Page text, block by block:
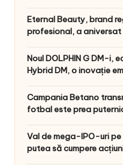
Eternal Beauty, brand
profesional, a aniversat
Noul DOLPHIN G DM-i,
Hybrid DM, o inovație
Campania Betano
fotbal este prea
Val de mega-IPO-uri
putea să cumpere